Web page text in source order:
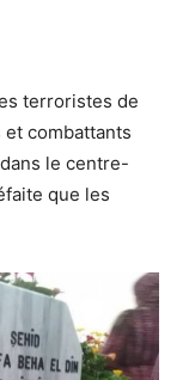
terroristes de
et combattants
le centre-
que les